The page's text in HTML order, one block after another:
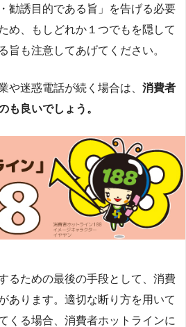
勧誘目的である旨」を告げる必要
め、もしどれか１つでもを隠して
旨も注意してあげてください。
や迷惑電話が続く場合は、 消費者
も良いでしょう。
るための最後の手段として、消費
あります。適切な断り方を用いて
くる場合、消費者ホットラインに